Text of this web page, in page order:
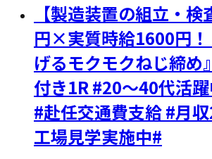
【製造装置の組立・
円×実質時給1600円
げるモクモクねじ締め
付き1R #20～40代活
#赴任交通費支給 #月
工場見学実施中#